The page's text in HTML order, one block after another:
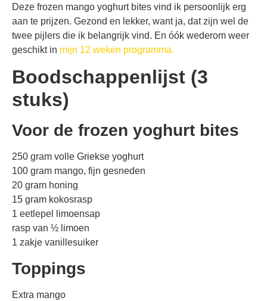
Deze frozen mango yoghurt bites vind ik persoonlijk erg
aan te prijzen. Gezond en lekker, want ja, dat zijn wel de
twee pijlers die ik belangrijk vind. En óók wederom weer
geschikt in mijn 12 weken programma.
Boodschappenlijst (3
stuks)
Voor de frozen yoghurt bites
250 gram volle Griekse yoghurt
100 gram mango, fijn gesneden
20 gram honing
15 gram kokosrasp
1 eetlepel limoensap
rasp van ½ limoen
1 zakje vanillesuiker
Toppings
Extra mango